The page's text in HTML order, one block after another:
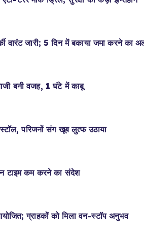
जारी; 5 दिन में बकाया जमा करने का
बनी वजह, 1 घंटे में काबू
परिजनों संग खूब लुत्फ उठाया
टाइम कम करने का संदेश
ग्राहकों को मिला वन-स्टॉप अनुभव